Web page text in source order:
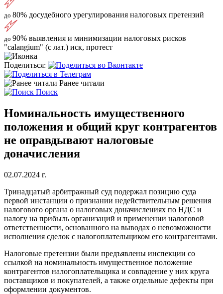
до 80% досудебного урегулирования налоговых претензий
до 90% выявления и минимизации налоговых рисков
"calangium" (с лат.) иск, протест
Поделиться:
Ранее читали
Поиск
Номинальность имущественного
положения и общий круг контрагентов
не оправдывают налоговые
доначисления
02.07.2024 г.
Тринадцатый арбитражный суд подержал позицию суда
первой инстанции о признании недействительным решения
налогового органа о налоговых доначислениях по НДС и
налогу на прибыль организаций и применении налоговой
ответственности, основанного на выводах о невозможности
исполнения сделок с налогоплательщиком его контрагентами.
Налоговые претензии были предъявлены инспекции со
ссылкой на номинальность имущественное положение
контрагентов налогоплательщика и совпадение у них круга
поставщиков и покупателей, а также отдельные дефекты при
оформлении документов.